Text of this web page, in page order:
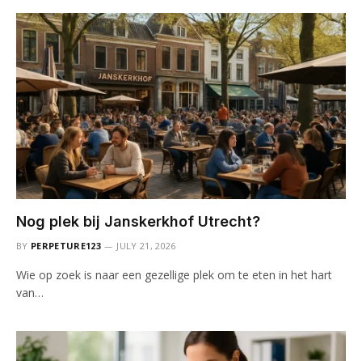
Nog plek bij Janskerkhof Utrecht?
BY PERPETURE123 JULY 21, 2026
Wie op zoek is naar een gezellige plek om te eten in het hart
van…